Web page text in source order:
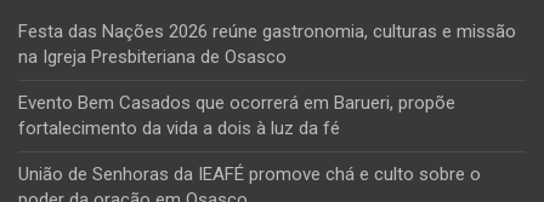
Festa das Nações 2026 reúne gastronomia, culturas e missão
na Igreja Presbiteriana de Osasco
Evento Bem Casados que ocorrerá em Barueri, propõe
fortalecimento da vida a dois à luz da fé
União de Senhoras da IEAFÉ promove chá e culto sobre o